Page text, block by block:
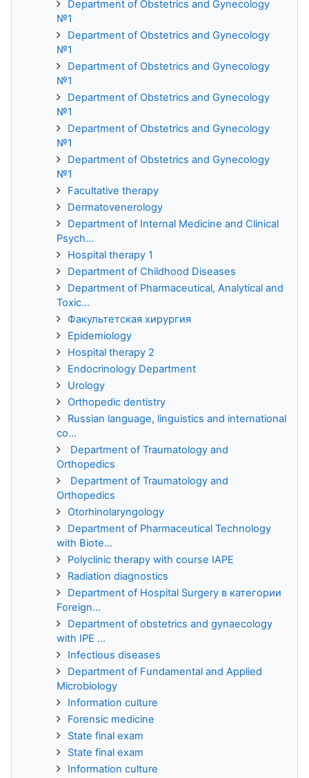
Department of Obstetrics and Gynecology
№1
Department of Obstetrics and Gynecology
№1
Department of Obstetrics and Gynecology
№1
Department of Obstetrics and Gynecology
№1
Department of Obstetrics and Gynecology
№1
Department of Obstetrics and Gynecology
№1
Facultative therapy
Dermatovenerology
Department of Internal Medicine and Clinical
Psych...
Hospital therapy 1
Department of Childhood Diseases
Department of Pharmaceutical, Analytical and
Toxic...
Факультетская хирургия
Epidemiology
Hospital therapy 2
Endocrinology Department
Urology
Orthopedic dentistry
Russian language, linguistics and international
co...
Department of Traumatology and
Orthopedics
Department of Traumatology and
Orthopedics
Otorhinolaryngology
Department of Pharmaceutical Technology
with Biote...
Polyclinic therapy with course IAPE
Radiation diagnostics
Department of Hospital Surgery в категории
Foreign...
Department of obstetrics and gynaecology
with IPE ...
Infectious diseases
Department of Fundamental and Applied
Microbiology
Information culture
Forensic medicine
State final exam
State final exam
Information culture